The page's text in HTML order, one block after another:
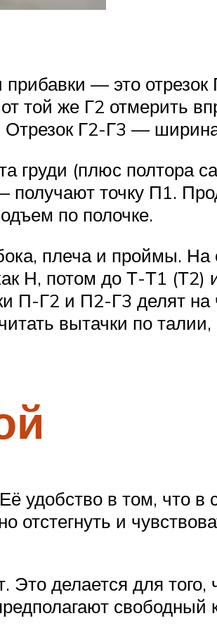
— это отрезок
той же Г2 отмерить
Отрезок Г2-Г3 —
груди (плюс полтора
получают точку П1.
по полочке.
плеча и проймы. На
Н, потом до Т-Т1
П-Г2 и П2-Г3 делят на
вытачки по талии,
удобство в том, что в
отстегнуть и
делается для того,
свободный